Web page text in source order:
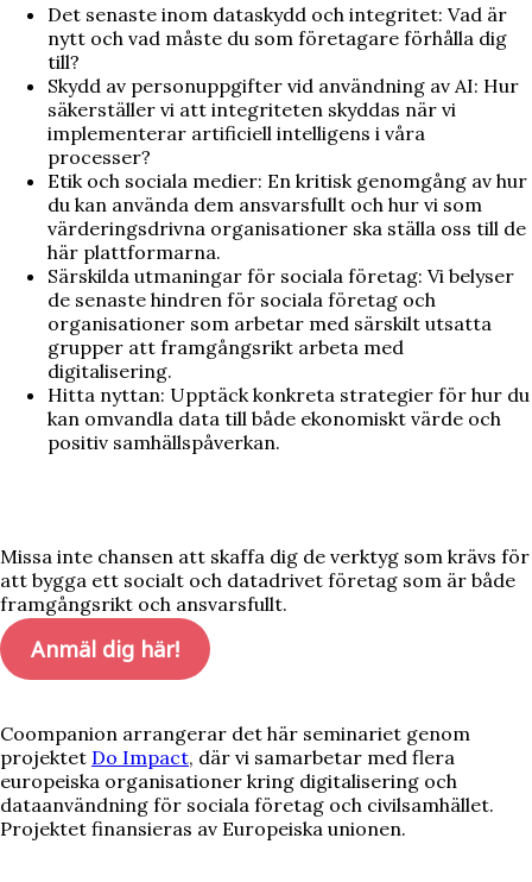
Det senaste inom dataskydd och integritet: Vad är
nytt och vad måste du som företagare förhålla dig
till?
Skydd av personuppgifter vid användning av AI: Hur
säkerställer vi att integriteten skyddas när vi
implementerar artificiell intelligens i våra
processer?
Etik och sociala medier: En kritisk genomgång av hur
du kan använda dem ansvarsfullt och hur vi som
värderingsdrivna organisationer ska ställa oss till de
här plattformarna.
Särskilda utmaningar för sociala företag: Vi belyser
de senaste hindren för sociala företag och
organisationer som arbetar med särskilt utsatta
grupper att framgångsrikt arbeta med
digitalisering.
Hitta nyttan: Upptäck konkreta strategier för hur du
kan omvandla data till både ekonomiskt värde och
positiv samhällspåverkan.
Missa inte chansen att skaffa dig de verktyg som krävs för
att bygga ett socialt och datadrivet företag som är både
framgångsrikt och ansvarsfullt.
Anmäl dig här!
Coompanion arrangerar det här seminariet genom
projektet Do Impact, där vi samarbetar med flera
europeiska organisationer kring digitalisering och
dataanvändning för sociala företag och civilsamhället.
Projektet finansieras av Europeiska unionen.